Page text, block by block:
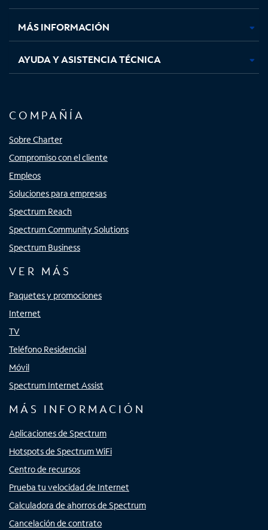
nuevanuevanuevanueva
MÁS INFORMACIÓN
AYUDA Y ASISTENCIA TÉCNICA
COMPAÑÍA
Sobre Charter
Compromiso con el cliente
Empleos
Soluciones para empresas
Spectrum Reach
Spectrum Community Solutions
Spectrum Business
VER MÁS
Paquetes y promociones
Internet
TV
Teléfono Residencial
Móvil
Spectrum Internet Assist
MÁS INFORMACIÓN
Aplicaciones de Spectrum
Hotspots de Spectrum WiFi
Centro de recursos
Prueba tu velocidad de Internet
Calculadora de ahorros de Spectrum
Cancelación de contrato